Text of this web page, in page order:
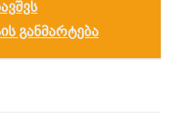
განმარტება